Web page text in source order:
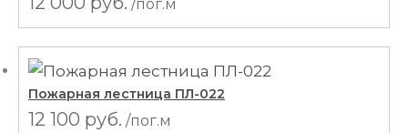
/пог.м
Пожарная лестница ПЛ-022
12 100 руб. /пог.м